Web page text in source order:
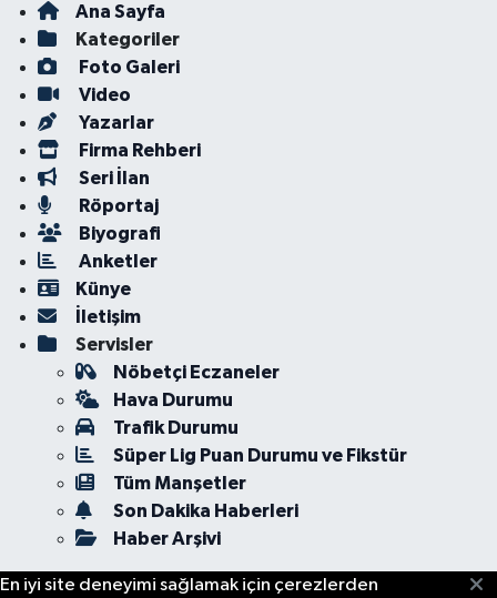
Ana Sayfa
Kategoriler
Foto Galeri
Video
Yazarlar
Firma Rehberi
Seri İlan
Röportaj
Biyografi
Anketler
Künye
İletişim
Servisler
Nöbetçi Eczaneler
Hava Durumu
Trafik Durumu
Süper Lig Puan Durumu ve Fikstür
Tüm Manşetler
Son Dakika Haberleri
Haber Arşivi
En iyi site deneyimi sağlamak için çerezlerden